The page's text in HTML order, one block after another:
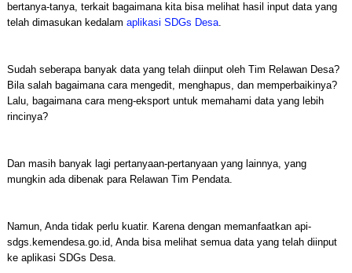
bertanya-tanya, terkait bagaimana kita bisa melihat hasil input data yang
telah dimasukan kedalam aplikasi SDGs Desa.
Sudah seberapa banyak data yang telah diinput oleh Tim Relawan Desa?
Bila salah bagaimana cara mengedit, menghapus, dan memperbaikinya?
Lalu, bagaimana cara meng-eksport untuk memahami data yang lebih
rincinya?
Dan masih banyak lagi pertanyaan-pertanyaan yang lainnya, yang
mungkin ada dibenak para Relawan Tim Pendata.
Namun, Anda tidak perlu kuatir. Karena dengan memanfaatkan api-
sdgs.kemendesa.go.id, Anda bisa melihat semua data yang telah diinput
ke aplikasi SDGs Desa.